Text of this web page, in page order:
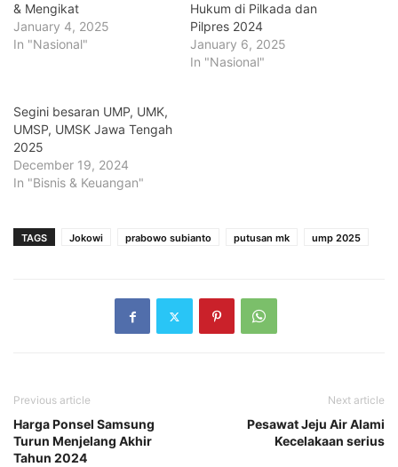
& Mengikat
January 4, 2025
In "Nasional"
Hukum di Pilkada dan
Pilpres 2024
January 6, 2025
In "Nasional"
Segini besaran UMP, UMK,
UMSP, UMSK Jawa Tengah
2025
December 19, 2024
In "Bisnis & Keuangan"
TAGS Jokowi prabowo subianto putusan mk ump 2025
Previous article
Harga Ponsel Samsung
Turun Menjelang Akhir
Tahun 2024
Next article
Pesawat Jeju Air Alami
Kecelakaan serius